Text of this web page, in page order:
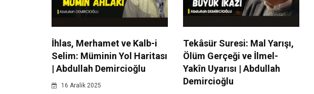
İhlas, Merhamet ve Kalb-i
Selim: Müminin Yol Haritası
| Abdullah Demircioğlu
16 Aralik 2025
Tekâsür Suresi: Mal Yarışı,
Ölüm Gerçeği ve İlmel-
Yakîn Uyarısı | Abdullah
Demircioğlu